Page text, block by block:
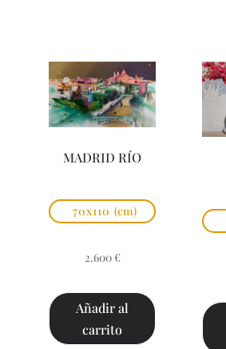
MADRID RÍO
70x110 (cm)
2.600 €
Añadir al
carrito